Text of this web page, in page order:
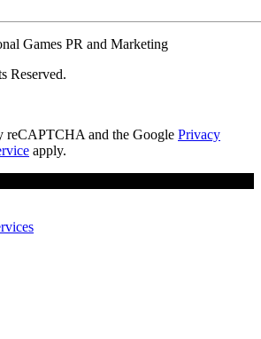
Games PR and Marketing
Reserved.
reCAPTCHA and the Google Privacy
apply.